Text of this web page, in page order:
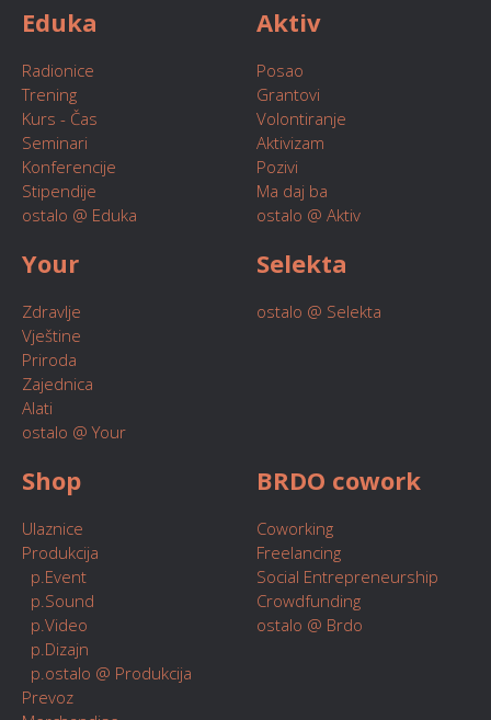
Eduka
Radionice
Trening
Kurs - Čas
Seminari
Konferencije
Stipendije
ostalo @ Eduka
Aktiv
Posao
Grantovi
Volontiranje
Aktivizam
Pozivi
Ma daj ba
ostalo @ Aktiv
Your
Zdravlje
Vještine
Priroda
Zajednica
Alati
ostalo @ Your
Selekta
ostalo @ Selekta
Shop
Ulaznice
Produkcija
p.Event
p.Sound
p.Video
p.Dizajn
p.ostalo @ Produkcija
Prevoz
BRDO cowork
Coworking
Freelancing
Social Entrepreneurship
Crowdfunding
ostalo @ Brdo